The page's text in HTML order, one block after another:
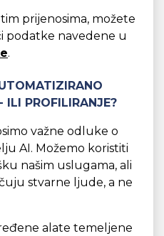
prijenosima, možete
podatke navedene u
.
ILI PROFILIRANJE?
važne odluke o
AI. Možemo koristiti
našim uslugama, ali
stvarne ljude, a ne
alate temeljene